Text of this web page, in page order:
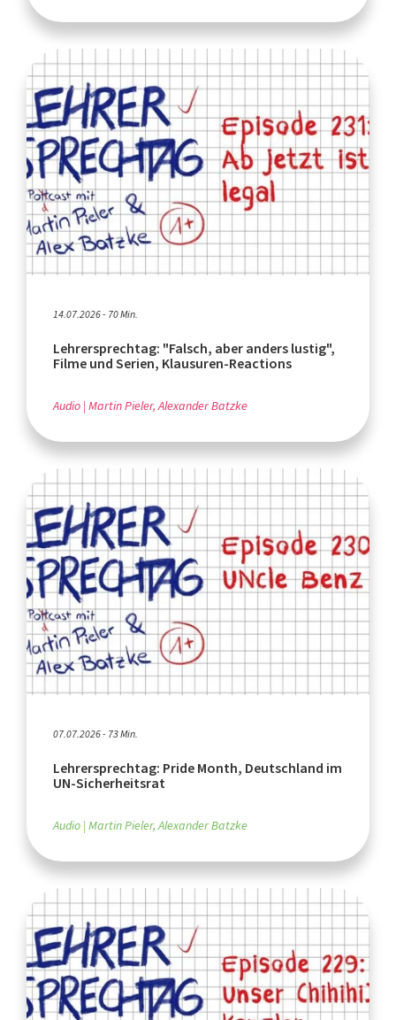
14.07.2026 - 70 Min.
Lehrersprechtag: "Falsch, aber anders lustig",
Filme und Serien, Klausuren-Reactions
Audio Martin Pieler, Alexander Batzke
07.07.2026 - 73 Min.
Lehrersprechtag: Pride Month, Deutschland im
UN-Sicherheitsrat
Audio Martin Pieler, Alexander Batzke